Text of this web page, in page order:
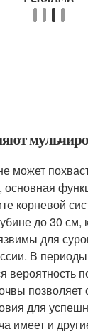
может
основная
корневой
до 30 см,
для
В
вероятность
позволяет
для
имеет и